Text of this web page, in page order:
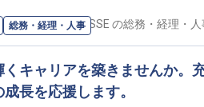
しょう。
と充実の福利厚生】
安心して長く働けるよう、充実
総務・経理・人事
SUIDEN TERRASSE の総務・経理・人
キャリアを築きませんか。
長を応援します。